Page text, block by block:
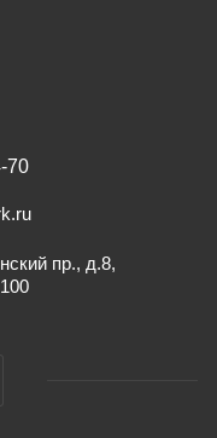
70
пр., д.8,